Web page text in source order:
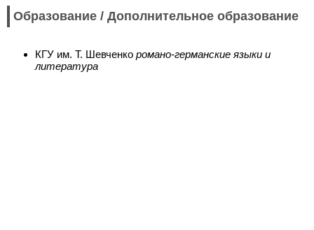
Образование / Дополнительное образование
КГУ им. Т. Шевченко романо-германские языки и
литература